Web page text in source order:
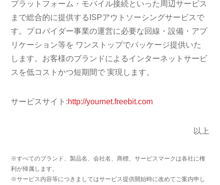
プラットフォーム・モバイル接続といった周辺サービス
まで総合的に提供するISPアウトソーシングサービスで
す。プロバイダー事業の運営に必要な回線・設備・アプ
リケーション等を ワンストップでパッケージ提供いた
します。お客様のブランドによるインターネットサービ
スを低コストかつ短期間で 実現します。
サービスサイト:http://yournet.freebit.com
以上
※すべてのブランド、製品名、会社名、商標、サービスマークは各社に権
利が帰属します。
※サービス内容等につきましてはサービス提供開始時に改めてご案内申し